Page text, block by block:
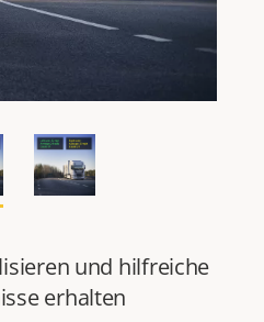
und hilfreiche
erhalten